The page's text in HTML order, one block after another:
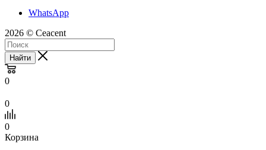
WhatsApp
2026 © Сeacent
Найти
0
0
0
Корзина